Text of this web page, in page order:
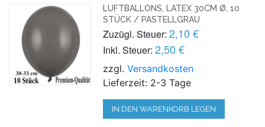
LUFTBALLONS, LATEX 30CM Ø, 10
STÜCK / PASTELLGRAU
Zuzügl. Steuer: 2,10 €
Inkl. Steuer: 2,50 €
zzgl.Versandkosten
Lieferzeit: 2-3 Tage
IN DEN WARENKORB LEGEN